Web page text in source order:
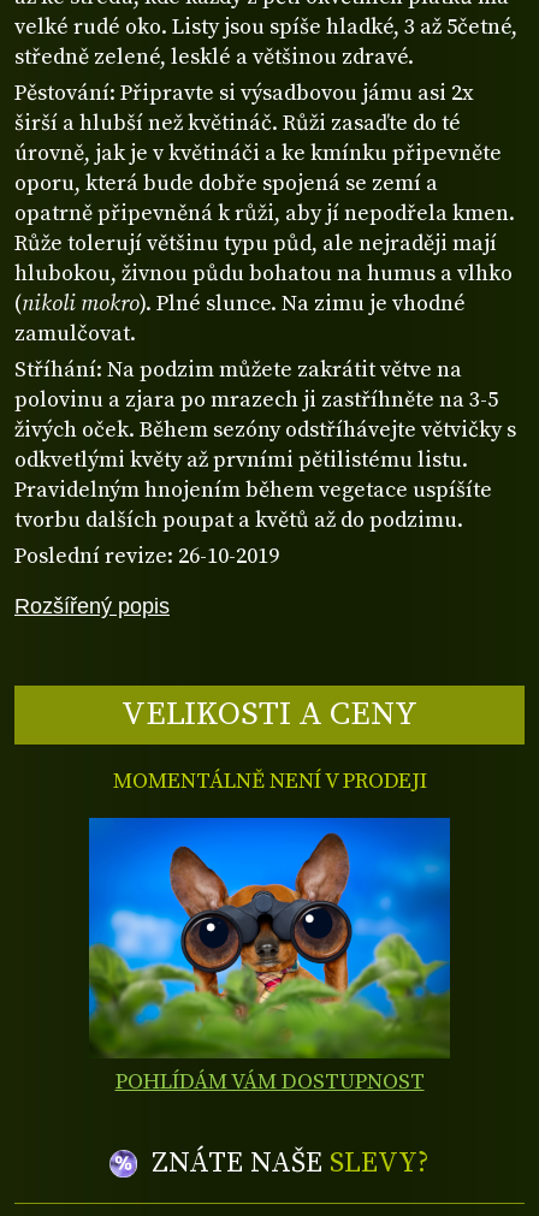
Rozšířený popis
velké rudé oko. Listy jsou spíše hladké, 3 až 5četné,
středně zelené, lesklé a většinou zdravé.
Pěstování: Připravte si výsadbovou jámu asi 2x
širší a hlubší než květináč. Růži zasaďte do té
úrovně, jak je v květináči a ke kmínku připevněte
oporu, která bude dobře spojená se zemí a
opatrně připevněná k růži, aby jí nepodřela kmen.
Růže tolerují většinu typu půd, ale nejraději mají
hlubokou, živnou půdu bohatou na humus a vlhko
(nikoli mokro). Plné slunce. Na zimu je vhodné
zamulčovat.
Stříhání: Na podzim můžete zakrátit větve na
polovinu a zjara po mrazech ji zastříhněte na 3-5
živých oček. Během sezóny odstříhávejte větvičky s
odkvetlými květy až prvními pětilistému listu.
Pravidelným hnojením během vegetace uspíšíte
tvorbu dalších poupat a květů až do podzimu.
Poslední revize: 26-10-2019
VELIKOSTI A CENY
MOMENTÁLNĚ NENÍ V PRODEJI
POHLÍDÁM VÁM DOSTUPNOST
ZNÁTE NAŠE SLEVY?